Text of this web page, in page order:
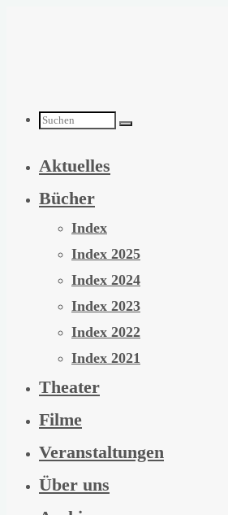
Suchen
nach:
Aktuelles
Bücher
Index
Index 2025
Index 2024
Index 2023
Index 2022
Index 2021
Theater
Filme
Veranstaltungen
Über uns